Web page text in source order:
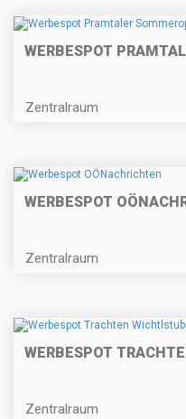
WERBESPOT
Zentralraum
WERBESPOT
Zentralraum
WERBESPOT
Zentralraum